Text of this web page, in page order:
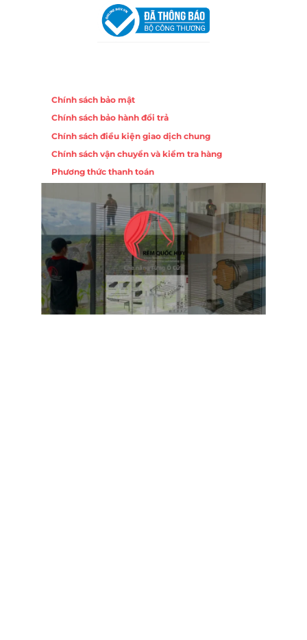
Chính sách bảo mật
Chính sách bảo hành đổi trả
Chính sách điều kiện giao dịch chung
Chính sách vận chuyển và kiểm tra hàng
Phương thức thanh toán